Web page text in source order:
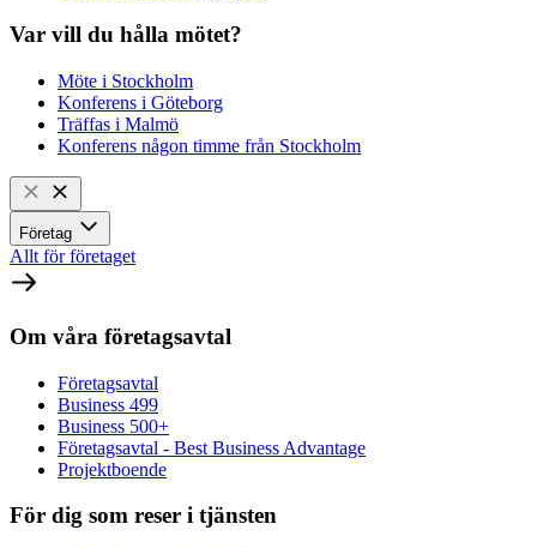
Var vill du hålla mötet?
Möte i Stockholm
Konferens i Göteborg
Träffas i Malmö
Konferens någon timme från Stockholm
Företag
Allt för företaget
Om våra företagsavtal
Företagsavtal
Business 499
Business 500+
Företagsavtal - Best Business Advantage
Projektboende
För dig som reser i tjänsten